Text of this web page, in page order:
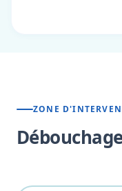
ZONE